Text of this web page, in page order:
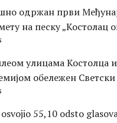
одржан први
на песку „Костолац
улицама Костолца
обележен
55,10 odsto